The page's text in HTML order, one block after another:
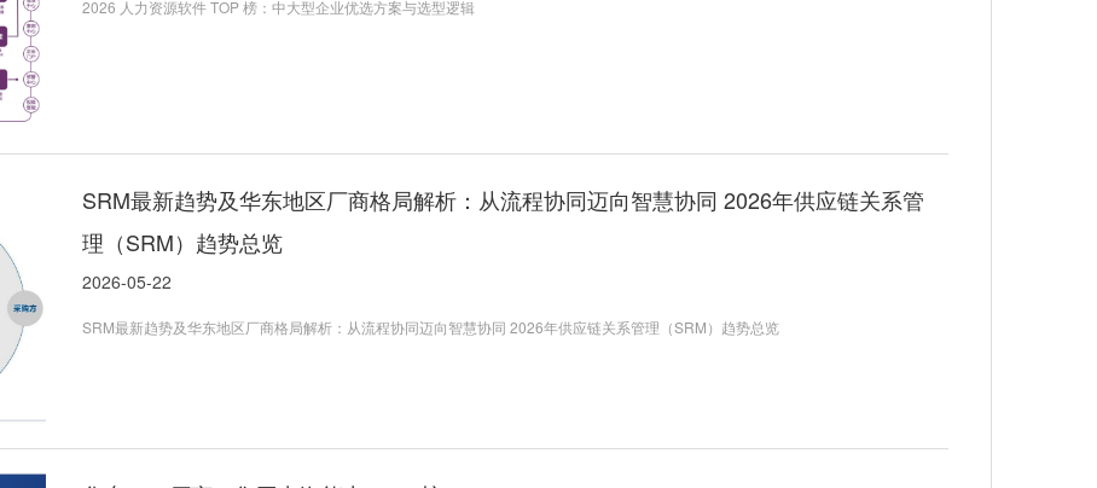
2026 人力资源软件 TOP 榜：中大型企业优选方案与选型逻辑
SRM最新趋势及华东地区厂商格局解析：从流程协同迈向智慧协同 2026年供应链关系管
理（SRM）趋势总览
2026-05-22
SRM最新趋势及华东地区厂商格局解析：从流程协同迈向智慧协同 2026年供应链关系管理（SRM）趋势总览